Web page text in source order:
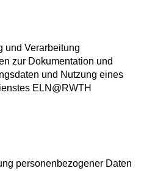
und Verarbeitung
zur Dokumentation und
und Nutzung eines
ELN@RWTH
personenbezogener Daten